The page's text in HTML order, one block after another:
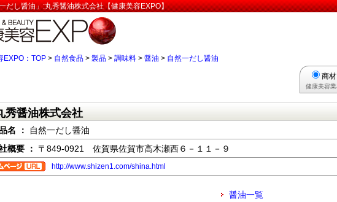
だし醤油」:丸秀醤油株式会社【健康美容EXPO】
EXPO：TOP > 自然食品 > 製品 > 調味料 > 醤油 > 自然一だし醤油
商材
健康美容
秀醤油株式会社
名 ：
自然一だし醤油
概要 ： 〒849-0921 佐賀県佐賀市高木瀬西６－１１－９
http://www.shizen1.com/shina.html
醤油一覧